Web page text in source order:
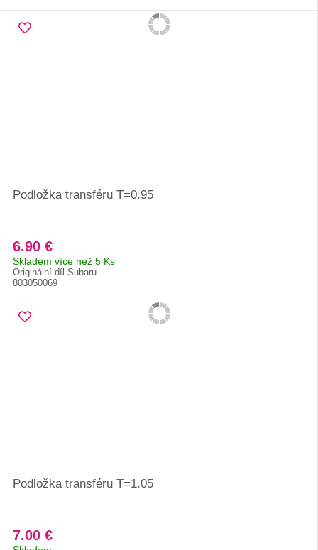
Podložka transféru T=0.95
6.90 €
Skladem více než 5 Ks
Originální díl Subaru
803050069
Podložka transféru T=1.05
7.00 €